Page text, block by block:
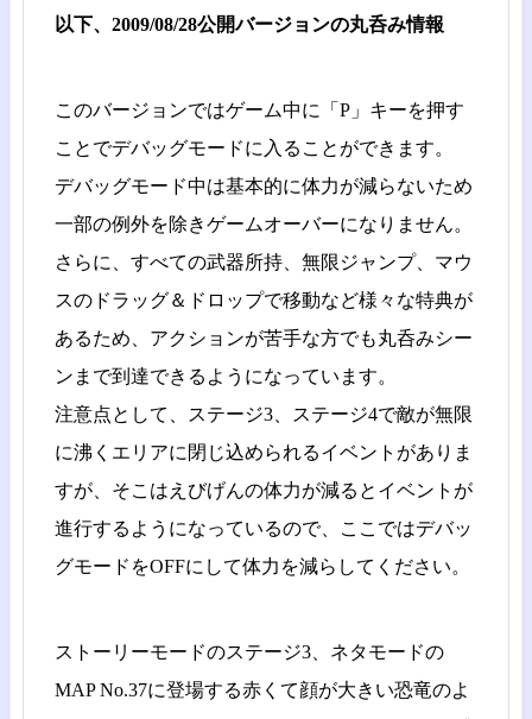
以下、2009/08/28公開バージョンの丸呑み情報
このバージョンではゲーム中に「P」キーを押す
ことでデバッグモードに入ることができます。
デバッグモード中は基本的に体力が減らないため
一部の例外を除きゲームオーバーになりません。
さらに、すべての武器所持、無限ジャンプ、マウ
スのドラッグ＆ドロップで移動など様々な特典が
あるため、アクションが苦手な方でも丸呑みシー
ンまで到達できるようになっています。
注意点として、ステージ3、ステージ4で敵が無限
に沸くエリアに閉じ込められるイベントがありま
すが、そこはえびげんの体力が減るとイベントが
進行するようになっているので、ここではデバッ
グモードをOFFにして体力を減らしてください。
ストーリーモードのステージ3、ネタモードの
MAP No.37に登場する赤くて顔が大きい恐竜のよ